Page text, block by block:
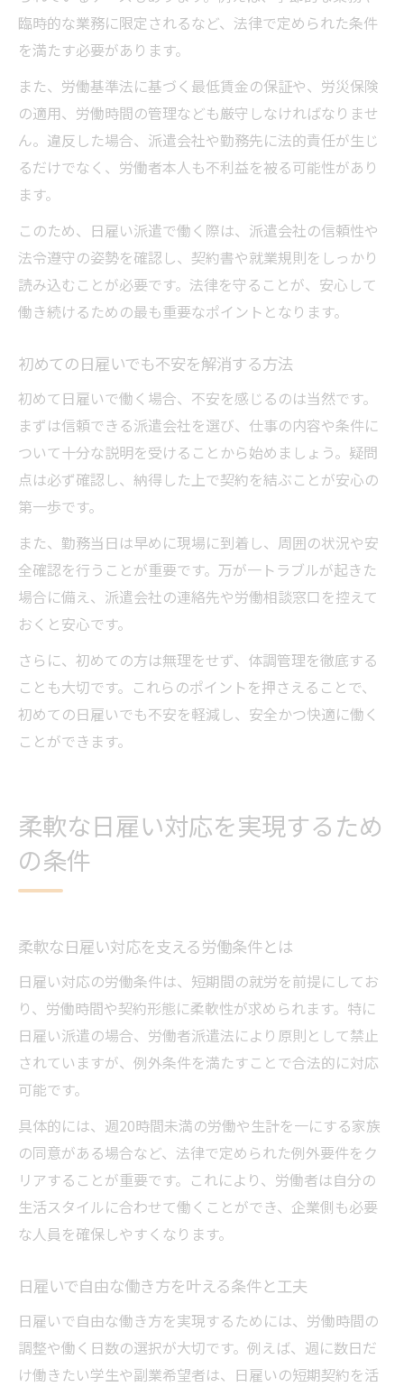
臨時的な業務に限定されるなど、法律で定められた条件
を満たす必要があります。
また、労働基準法に基づく最低賃金の保証や、労災保険
の適用、労働時間の管理なども厳守しなければなりませ
ん。違反した場合、派遣会社や勤務先に法的責任が生じ
るだけでなく、労働者本人も不利益を被る可能性があり
ます。
このため、日雇い派遣で働く際は、派遣会社の信頼性や
法令遵守の姿勢を確認し、契約書や就業規則をしっかり
読み込むことが必要です。法律を守ることが、安心して
働き続けるための最も重要なポイントとなります。
初めての日雇いでも不安を解消する方法
初めて日雇いで働く場合、不安を感じるのは当然です。
まずは信頼できる派遣会社を選び、仕事の内容や条件に
ついて十分な説明を受けることから始めましょう。疑問
点は必ず確認し、納得した上で契約を結ぶことが安心の
第一歩です。
また、勤務当日は早めに現場に到着し、周囲の状況や安
全確認を行うことが重要です。万が一トラブルが起きた
場合に備え、派遣会社の連絡先や労働相談窓口を控えて
おくと安心です。
さらに、初めての方は無理をせず、体調管理を徹底する
ことも大切です。これらのポイントを押さえることで、
初めての日雇いでも不安を軽減し、安全かつ快適に働く
ことができます。
柔軟な日雇い対応を実現するため
の条件
柔軟な日雇い対応を支える労働条件とは
日雇い対応の労働条件は、短期間の就労を前提にしてお
り、労働時間や契約形態に柔軟性が求められます。特に
日雇い派遣の場合、労働者派遣法により原則として禁止
されていますが、例外条件を満たすことで合法的に対応
可能です。
具体的には、週20時間未満の労働や生計を一にする家族
の同意がある場合など、法律で定められた例外要件をク
リアすることが重要です。これにより、労働者は自分の
生活スタイルに合わせて働くことができ、企業側も必要
な人員を確保しやすくなります。
日雇いで自由な働き方を叶える条件と工夫
日雇いで自由な働き方を実現するためには、労働時間の
調整や働く日数の選択が大切です。例えば、週に数日だ
け働きたい学生や副業希望者は、日雇いの短期契約を活